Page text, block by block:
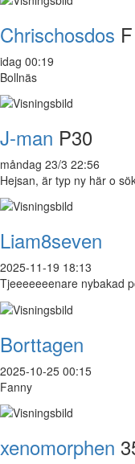
Chrischosdos F
idag 00:19
Bollnäs
J-man P30
måndag 23/3 22:56
Hejsan, är typ ny här o
Liam8seven
2025-11-19 18:13
Tjeeeeeeenare nybakad
Borttagen
2025-10-25 00:15
Fanny
xenomorphen